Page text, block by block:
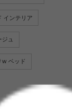
インテリア
ジュ
w ベッド